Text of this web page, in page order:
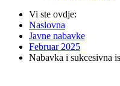
Vi ste ovdje:
Naslovna
Javne nabavke
Februar 2025
Nabavka i sukcesivna